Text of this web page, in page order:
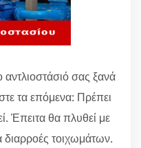
αντλιοστάσιό σας ξανά
τα επόμενα: Πρέπει
Έπειτα θα πλυθεί με
διαρροές τοιχωμάτων.